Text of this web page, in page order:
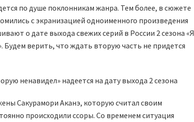
по душе поклонникам жанра. Тем более, в сюжете
с экранизацией одноименного произведения
о дате выхода свежих серий в России 2 сезона «Я
верить, что ждать вторую часть не придется
Сакурамори Аканэ, которую считал своим
происходили ссоры. Со временем ситуация